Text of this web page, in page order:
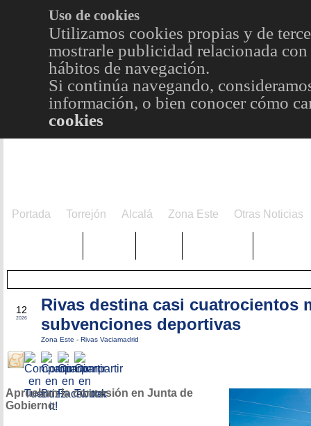
Uso de cookies
Utilizamos cookies propias y de
mostrarle publicidad relacionada
hábitos de navegación.
Si continúa navegando,
información, o bien conocer cómo
cookies
Portada Torrejón Alcalá Zona Este Otras Noticias
12
2026
Rivas destina casi cuatrocientos
subvenciones deportivas
Zona Este - Rivas Vaciamadrid
Aprueban la concesión en Junta de
Gobierno